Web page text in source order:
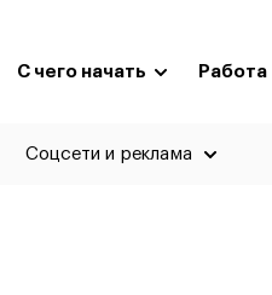
С чего начать Работа
Соцсети и реклама